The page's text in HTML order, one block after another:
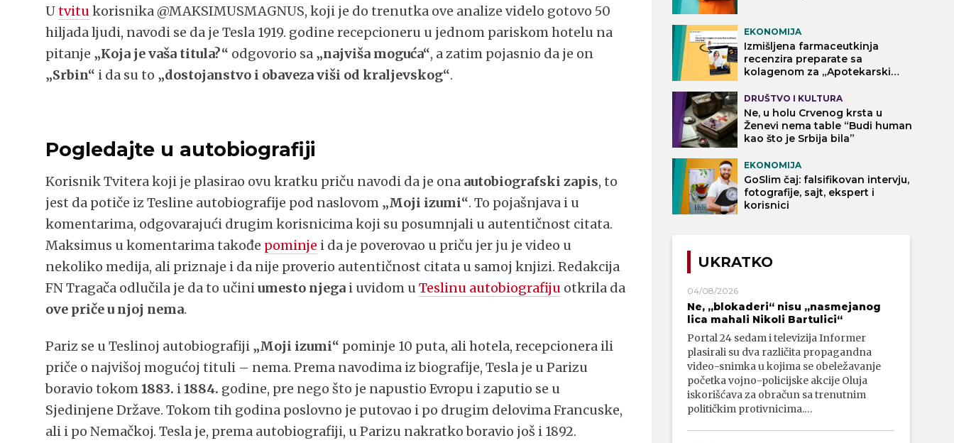
Utvitu korisnika @MAKSIMUSMAGNUS, koji je do trenutka ove analize videlo gotovo 50
hiljada ljudi, navodi se da je Tesla 1919. godine recepcioneru u jednom pariskom hotelu na
pitanje „Koja je vaša titula?“ odgovorio sa „najviša moguća“, a zatim pojasnio da je on
„Srbin“ i da su to „dostojanstvo i obaveza viši od kraljevskog“.
Pogledajte u autobiografiji
Korisnik Tvitera koji je plasirao ovu kratku priču navodi da je ona autobiografski zapis, to
jest da potiče iz Tesline autobiografije pod naslovom „Moji izumi“. To pojašnjava i u
komentarima, odgovarajući drugim korisnicima koji su posumnjali u autentičnost citata.
Maksimus u komentarima takođe pominje i da je poverovao u priču jer ju je video u
nekoliko medija, ali priznaje i da nije proverio autentičnost citata u samoj knjizi. Redakcija
FN Tragača odlučila je da to učiniumesto njega i uvidom uTeslinu autobiografiju otkrila da
ove priče u njoj nema.
Pariz se u Teslinoj autobiografiji „Moji izumi“ pominje 10 puta, ali hotela, recepcionera ili
priče o najvišoj mogućoj tituli – nema. Prema navodima iz biografije, Tesla je u Parizu
boravio tokom1883. i1884. godine, pre nego što je napustio Evropu i zaputio se u
Sjedinjene Države. Tokom tih godina poslovno je putovao i po drugim delovima Francuske,
ali i po Nemačkoj. Tesla je, prema autobiografiji, u Parizu nakratko boravio još i 1892.
EKONOMIJA
Izmišljena farmaceutkinja
recenzira preparate sa
kolagenom za „Apotekarski
DRUŠTVO I KULTURA
Ne, u holu Crvenog krsta u
Ženevi nema table “Budi human
kao što je Srbija bila”
EKONOMIJA
GoSlim čaj: falsifikovan intervju,
fotografije, sajt, ekspert i
korisnici
UKRATKO
04/08/2026
Ne, „blokaderi“ nisu „nasmejanog
lica mahali Nikoli Bartulici“
Portal 24 sedam i televizija Informer
plasirali su dva različita propagandna
video-snimka u kojima se obeležavanje
početka vojno-policijske akcije Oluja
iskorišćava za obračun sa trenutnim
političkim protivnicima.…